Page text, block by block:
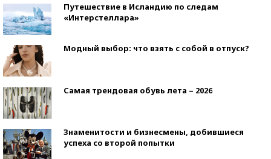
Путешествие в Исландию по следам
«Интерстеллара»
Модный выбор: что взять с собой в отпуск?
Самая трендовая обувь лета – 2026
Знаменитости и бизнесмены, добившиеся
успеха со второй попытки